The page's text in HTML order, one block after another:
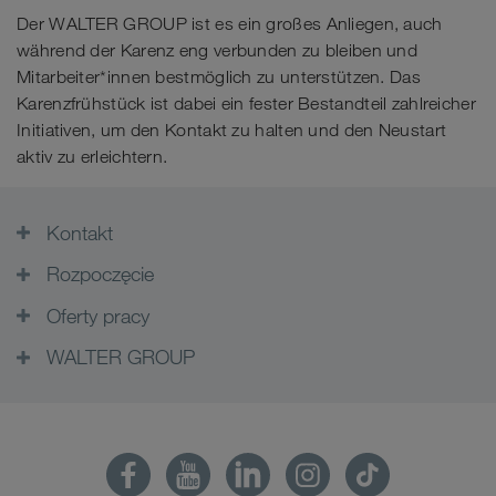
Der WALTER GROUP ist es ein großes Anliegen, auch
während der Karenz eng verbunden zu bleiben und
Mitarbeiter*innen bestmöglich zu unterstützen. Das
Karenzfrühstück ist dabei ein fester Bestandteil zahlreicher
Initiativen, um den Kontakt zu halten und den Neustart
aktiv zu erleichtern.
Kontakt
Rozpoczęcie
Oferty pracy
WALTER GROUP